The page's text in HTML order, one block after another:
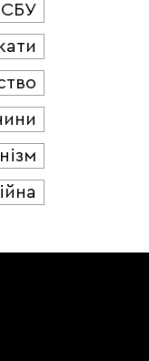
СБУ